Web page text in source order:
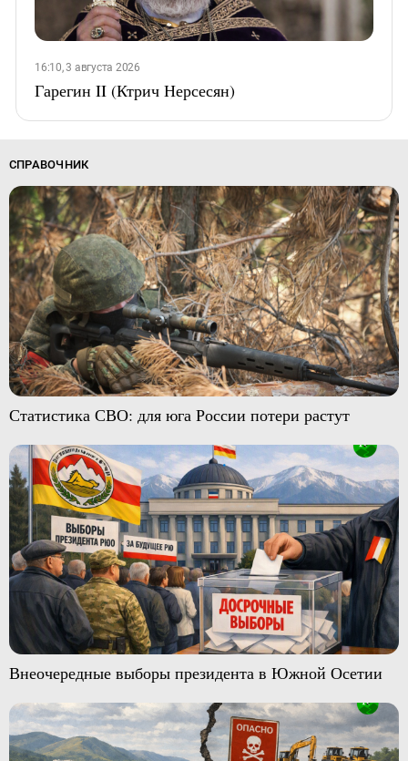
16:10, 3 августа 2026
Гарегин II (Ктрич Нерсесян)
СПРАВОЧНИК
Статистика СВО: для юга России потери растут
Внеочередные выборы президента в Южной Осетии